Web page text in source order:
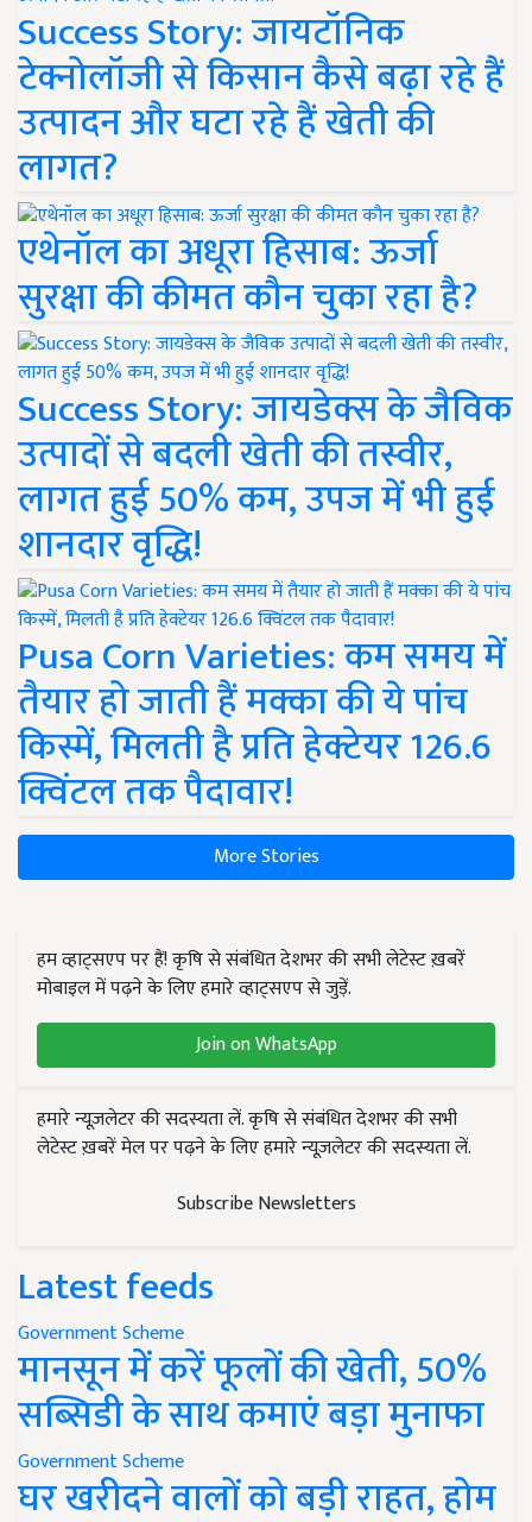
Success Story: जायटॉनिक
टेक्नोलॉजी से किसान कैसे बढ़ा रहे हैं
उत्पादन और घटा रहे हैं खेती की
लागत?
एथेनॉल का अधूरा हिसाब: ऊर्जा
सुरक्षा की कीमत कौन चुका रहा है?
Success Story: जायडेक्स के जैविक
उत्पादों से बदली खेती की तस्वीर,
लागत हुई 50% कम, उपज में भी हुई
शानदार वृद्धि!
Pusa Corn Varieties: कम समय में
तैयार हो जाती हैं मक्का की ये पांच
किस्में, मिलती है प्रति हेक्टेयर 126.6
क्विंटल तक पैदावार!
More Stories
हम व्हाट्सएप पर हैं! कृषि से संबंधित देशभर की सभी लेटेस्ट ख़बरें
मोबाइल में पढ़ने के लिए हमारे व्हाट्सएप से जुड़ें.
Join on WhatsApp
हमारे न्यूज़लेटर की सदस्यता लें. कृषि से संबंधित देशभर की सभी
लेटेस्ट ख़बरें मेल पर पढ़ने के लिए हमारे न्यूज़लेटर की सदस्यता लें.
Subscribe Newsletters
Latest feeds
Government Scheme
मानसून में करें फूलों की खेती, 50%
सब्सिडी के साथ कमाएं बड़ा मुनाफा
Government Scheme
घर खरीदने वालों को बड़ी राहत, होम